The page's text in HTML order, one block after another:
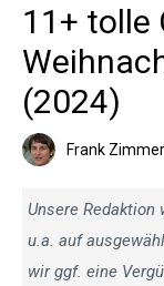
11+ tolle
(2024)
Frank
Unsere
u.a. auf
wir ggf. eine